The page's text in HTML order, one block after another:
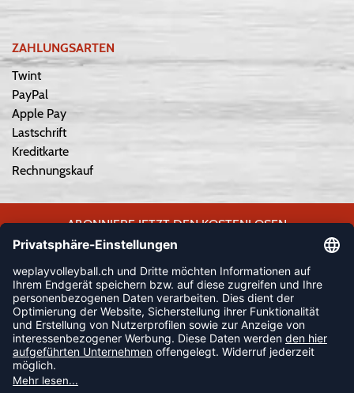
ZAHLUNGSARTEN
Twint
PayPal
Apple Pay
Lastschrift
Kreditkarte
Rechnungskauf
ABONNIERE JETZT DEN KOSTENLOSEN
WEPLAYVOLLEYBALL-NEWSLETTER UND VERPASSE KEINE
JETZT ANMELDEN
FOLLOW US